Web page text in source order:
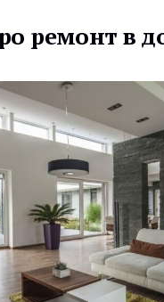
ремонт в